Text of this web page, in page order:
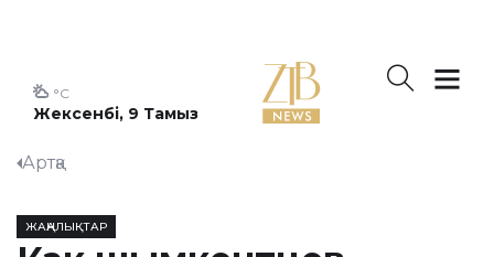
Жексенбі, 9 Тамыз
°C
Артқа
ЖАҢАЛЫҚТАР